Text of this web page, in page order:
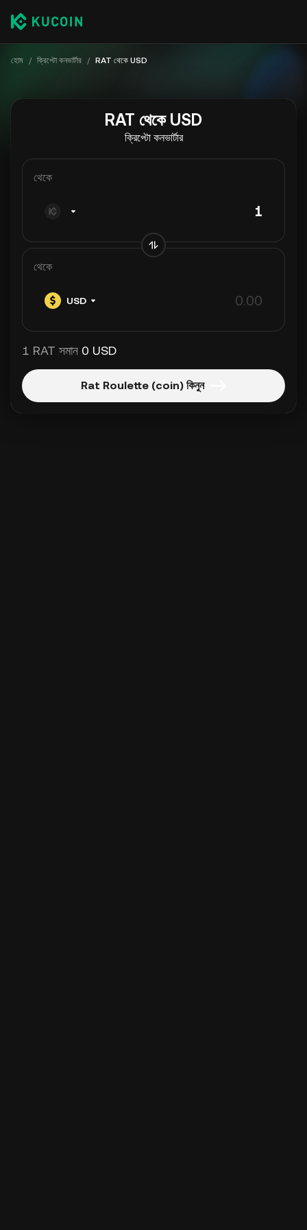
হোম / ক্রিপ্টো কনভার্টার / RAT থেকে USD
RAT থেকে USD
ক্রিপ্টো কনভার্টার
থেকে
থেকে
USD
1 RAT সমান 0 USD
Rat Roulette (coin) কিনুন